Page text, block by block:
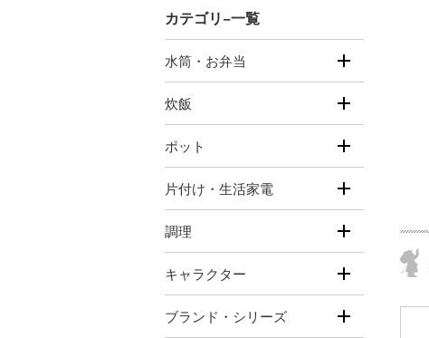
カテゴリ−一覧
水筒・お弁当
炊飯
ポット
片付け・生活家電
調理
キャラクター
ブランド・シリーズ